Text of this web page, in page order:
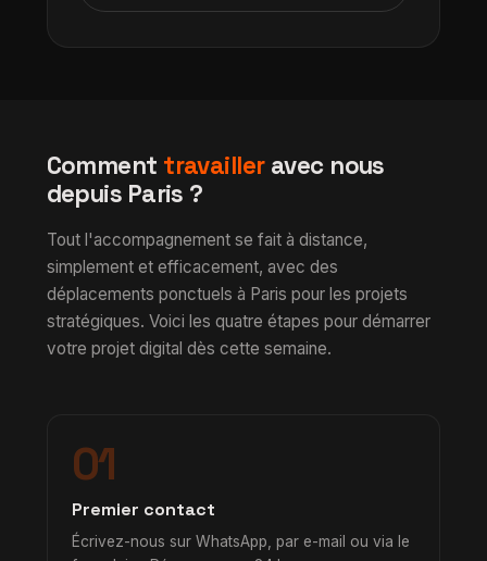
Comment travailleravec nous
depuis Paris ?
Tout l'accompagnement se fait à distance,
simplement et efficacement, avec des
déplacements ponctuels à Paris pour les projets
stratégiques. Voici les quatre étapes pour démarrer
votre projet digital dès cette semaine.
01
Premier contact
Écrivez-nous sur WhatsApp, par e-mail ou via le